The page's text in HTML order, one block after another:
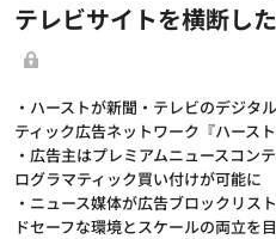
テレビサイトを横断し
・ハーストが新聞・テレビのデジタ
ティック広告ネットワーク『ハース
・広告主はプレミアムニュースコン
ログラマティック買い付けが可能に
・ニュース媒体が広告ブロックリス
ドセーフな環境とスケールの両立を